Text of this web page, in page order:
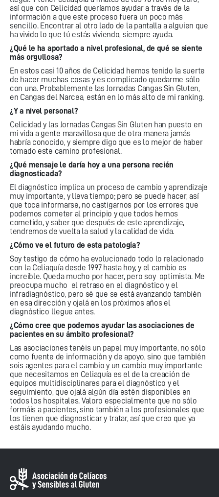
así que con Celicidad queríamos ayudar a través de la
información a que este proceso fuera un poco más
sencillo. Encontrar al otro lado de la pantalla a alguien que
ha vivido lo que tú estás viviendo, siempre ayuda.
¿Qué le ha aportado a nivel profesional, de qué se siente
más orgullosa?
En estos casi 10 años de Celicidad hemos tenido la suerte
de hacer muchas cosas y es complicado quedarme sólo
con una. Probablemente las Jornadas Cangas Sin Gluten,
en Cangas del Narcea, están en lo más alto de mi ranking.
¿Y a nivel personal?
Celicidad y las Jornadas Cangas Sin Gluten han puesto en
mi vida a gente maravillosa que de otra manera jamás
habría conocido, y siempre digo que es lo mejor de haber
tomado este camino profesional.
¿Qué mensaje le daría hoy a una persona recién
diagnosticada?
El diagnóstico implica un proceso de cambio y aprendizaje
muy importante, y lleva tiempo; pero se puede hacer, así
que toca informarse, no castigarnos por los errores que
podemos cometer al principio y que todos hemos
cometido, y saber que después de este aprendizaje,
tendremos de vuelta la salud y la calidad de vida.
¿Cómo ve el futuro de esta patología?
Soy testigo de cómo ha evolucionado todo lo relacionado
con la Celiaquía desde 1997 hasta hoy, y el cambio es
increíble. Queda mucho por hacer, pero soy optimista. Me
preocupa mucho el retraso en el diagnóstico y el
infradiagnóstico, pero sé que se está avanzando también
en esa dirección y ojalá en los próximos años el
diagnóstico llegue antes.
¿Cómo cree que podemos ayudar las asociaciones de
pacientes en su ámbito profesional?
Las asociaciones tenéis un papel muy importante, no sólo
como fuente de información y de apoyo, sino que también
sois agentes para el cambio y un cambio muy importante
que necesitamos en Celiaquía es el de la creación de
equipos multidisciplinares para el diagnóstico y el
seguimiento, que ojalá algún día estén disponibles en
todos los hospitales. Valoro especialmente que no sólo
formáis a pacientes, sino también a los profesionales que
los tienen que diagnosticar y tratar, así que creo que ya
estáis ayudando mucho.